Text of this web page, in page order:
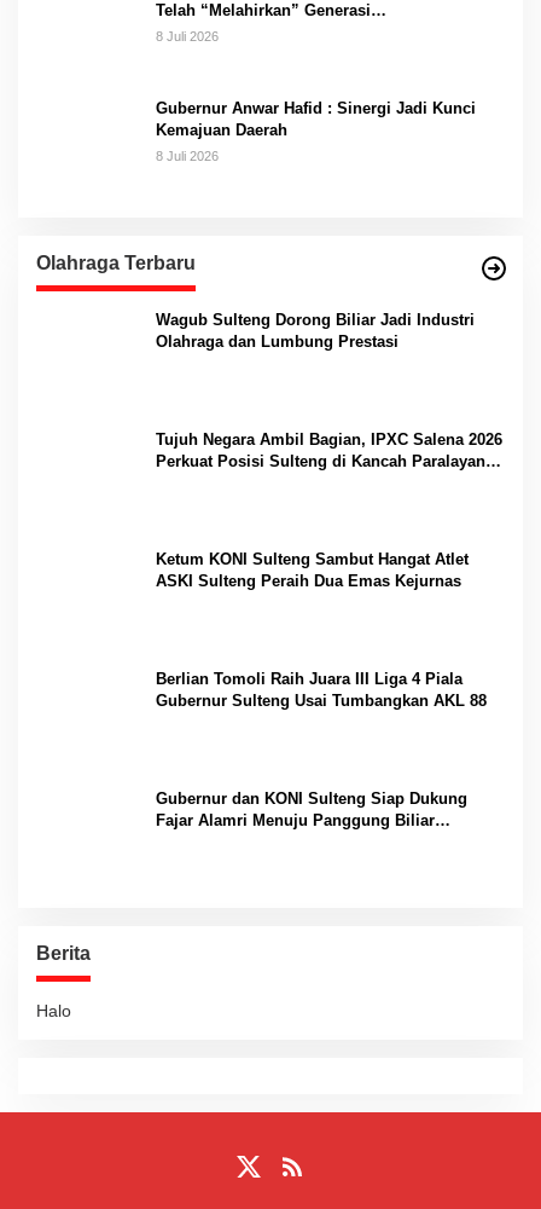
Telah “Melahirkan” Generasi…
8 Juli 2026
Gubernur Anwar Hafid : Sinergi Jadi Kunci
Kemajuan Daerah
8 Juli 2026
Olahraga Terbaru
Wagub Sulteng Dorong Biliar Jadi Industri
Olahraga dan Lumbung Prestasi
Tujuh Negara Ambil Bagian, IPXC Salena 2026
Perkuat Posisi Sulteng di Kancah Paralayang
Ketum KONI Sulteng Sambut Hangat Atlet
ASKI Sulteng Peraih Dua Emas Kejurnas
Berlian Tomoli Raih Juara III Liga 4 Piala
Gubernur Sulteng Usai Tumbangkan AKL 88
Gubernur dan KONI Sulteng Siap Dukung
Fajar Alamri Menuju Panggung Biliar
Berita
Halo